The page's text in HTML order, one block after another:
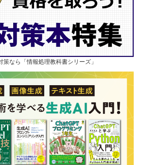
なら「情報処理教科書シリーズ」